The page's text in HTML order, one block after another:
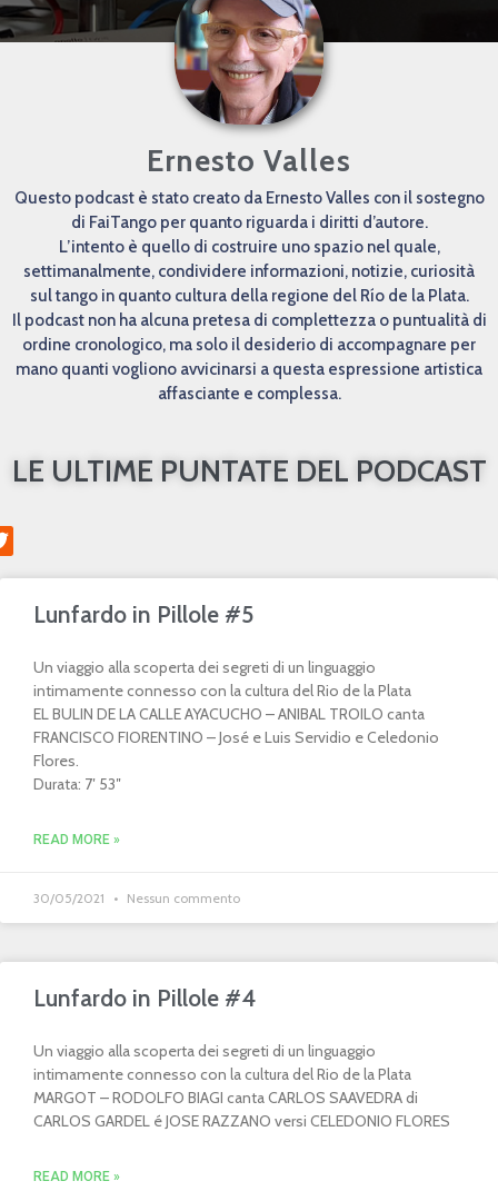
Ernesto Valles
Questo podcast è stato creato da Ernesto Valles con il sostegno
di FaiTango per quanto riguarda i diritti d’autore.
L’intento è quello di costruire uno spazio nel quale,
settimanalmente, condividere informazioni, notizie, curiosità
sul tango in quanto cultura della regione del Río de la Plata.
Il podcast non ha alcuna pretesa di complettezza o puntualità di
ordine cronologico, ma solo il desiderio di accompagnare per
mano quanti vogliono avvicinarsi a questa espressione artistica
affasciante e complessa.
LE ULTIME PUNTATE DEL PODCAST
Lunfardo in Pillole #5
Un viaggio alla scoperta dei segreti di un linguaggio
intimamente connesso con la cultura del Rio de la Plata
EL BULIN DE LA CALLE AYACUCHO – ANIBAL TROILO canta
FRANCISCO FIORENTINO – José e Luis Servidio e Celedonio
Flores.
Durata: 7′ 53″
READ MORE »
30/05/2021 Nessun commento
Lunfardo in Pillole #4
Un viaggio alla scoperta dei segreti di un linguaggio
intimamente connesso con la cultura del Rio de la Plata
MARGOT – RODOLFO BIAGI canta CARLOS SAAVEDRA di
CARLOS GARDEL é JOSE RAZZANO versi CELEDONIO FLORES
READ MORE »